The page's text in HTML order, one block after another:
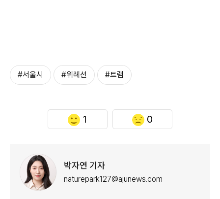
#서울시 #위례선 #트램
1 0
박자연 기자
naturepark127@ajunews.com